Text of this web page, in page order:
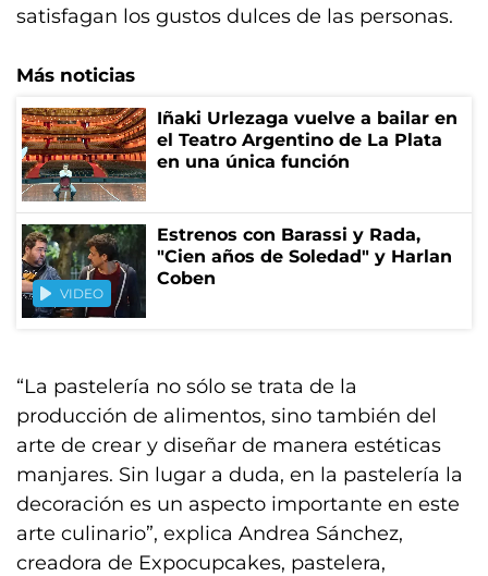
satisfagan los gustos dulces de las personas.
Más noticias
Iñaki Urlezaga vuelve a bailar en
el Teatro Argentino de La Plata
en una única función
VIDEO
Estrenos con Barassi y Rada,
"Cien años de Soledad" y Harlan
Coben
“La pastelería no sólo se trata de la
producción de alimentos, sino también del
arte de crear y diseñar de manera estéticas
manjares. Sin lugar a duda, en la pastelería la
decoración es un aspecto importante en este
arte culinario”, explica Andrea Sánchez,
creadora de Expocupcakes, pastelera,